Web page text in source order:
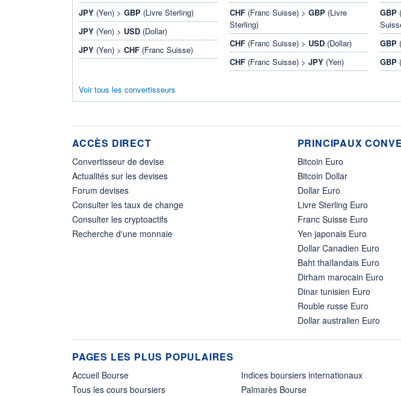
JPY (Yen) > GBP (Livre Sterling)
JPY (Yen) > USD (Dollar)
JPY (Yen) > CHF (Franc Suisse)
CHF(Franc Suisse) > GBP(Livre
Sterling)
CHF(Franc Suisse) > USD(Dollar)
CHF(Franc Suisse) > JPY(Yen)
GBP
GBP
GBP
Voir tous les convertisseurs
ACCÈS DIRECT
Convertisseur de devise
Actualités sur les devises
Forum devises
Consulter les taux de change
Consulter les cryptoactifs
Recherche d'une monnaie
PRINCIPAUX
Bitcoin Euro
Bitcoin Dollar
Dollar Euro
Livre Sterling Euro
Franc Suisse Euro
Yen japonais Euro
Dollar Canadien Euro
Baht thaïlandais Euro
Dirham marocain Euro
Dinar tunisien Euro
Rouble russe Euro
Dollar australien Euro
PAGES LES PLUS POPULAIRES
Accueil Bourse
Tous les cours boursiers
Indices boursiers internationaux
Palmarès Bourse